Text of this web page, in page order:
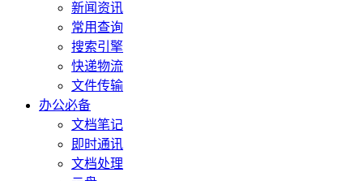
新闻资讯
常用查询
搜索引擎
快递物流
文件传输
办公必备
文档笔记
即时通讯
文档处理